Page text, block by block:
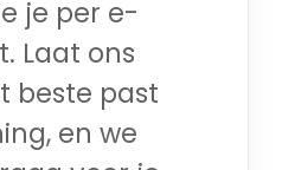
je per e-
Laat ons
beste past
en we